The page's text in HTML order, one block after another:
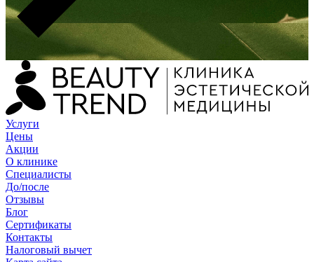
Услуги
Цены
Акции
О клинике
Специалисты
До/после
Отзывы
Блог
Сертификаты
Контакты
Налоговый вычет